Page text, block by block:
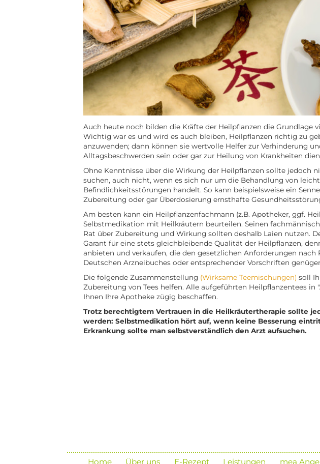
Auch heute noch bilden die Kräfte der Heilpflanzen die Grundlage
Wichtig war es und wird es auch bleiben, Heilpflanzen richtig zu
anzuwenden; dann können sie wertvolle Helfer zur Verhinderung
Alltagsbeschwerden sein oder gar zur Heilung von Krankheiten
Ohne Kenntnisse über die Wirkung der Heilpflanzen sollte jedoch
suchen, auch nicht, wenn es sich nur um die Behandlung von
Befindlichkeitsstörungen handelt. So kann beispielsweise ein
Zubereitung oder gar Überdosierung ernsthafte
Am besten kann ein Heilpflanzenfachmann (z.B. Apotheker, ggf.
Selbstmedikation mit Heilkräutern beurteilen. Seinen
Rat über Zubereitung und Wirkung sollten deshalb Laien nutzen.
Garant für eine stets gleichbleibende Qualität der Heilpflanzen,
anbieten und verkaufen, die den gesetzlichen Anforderungen nach
Deutschen Arzneibuches oder entsprechender Vorschriften
Die folgende Zusammenstellung (Wirksame Teemischungen) soll
Zubereitung von Tees helfen. Alle aufgeführten Heilpflanzentees in
Ihnen Ihre Apotheke zügig beschaffen.
Trotz berechtigtem Vertrauen in die Heilkräutertherapie sollte
werden: Selbstmedikation hört auf, wenn keine Besserung
Erkrankung sollte man selbstverständlich den Arzt aufsuchen.
Home Über uns E-Rezept Leistungen mea